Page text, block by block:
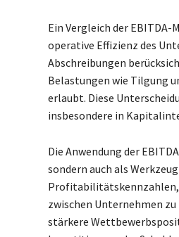
Ein Vergleich der
operative Effizienz des
Abschreibungen
Belastungen wie Tilgung
erlaubt. Diese
insbesondere in
Die Anwendung der
sondern auch als
Profitabilitätskennzahlen,
zwischen Unternehmen
stärkere